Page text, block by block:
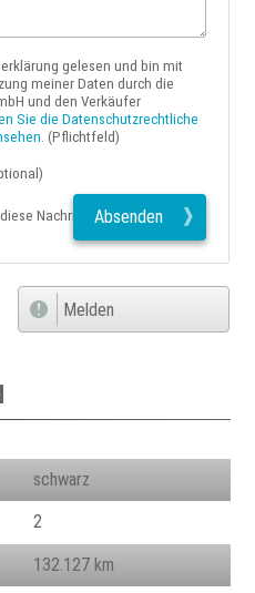
gelesen und bin mit
meiner Daten durch die
und den Verkäufer
Sie die Datenschutzrechtliche
(Pflichtfeld)
Nachricht Absenden
Melden
schwarz
2
132.127 km